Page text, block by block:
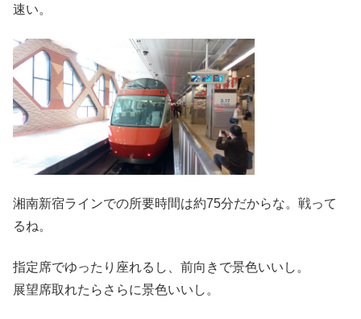
速い。
湘南新宿ラインでの所要時間は約75分だからな。戦って
るね。
指定席でゆったり座れるし、前向きで景色いいし。
展望席取れたらさらに景色いいし。